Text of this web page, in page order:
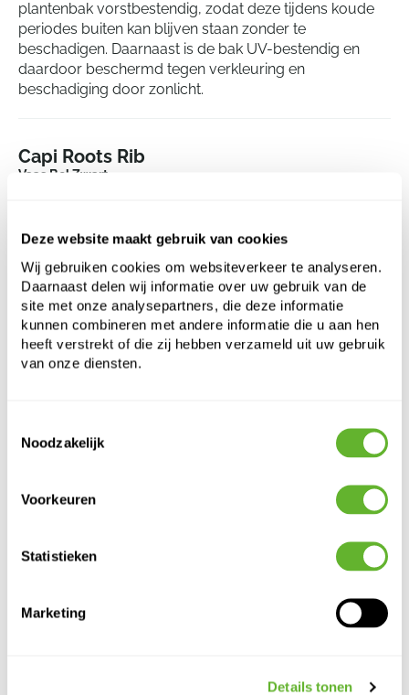
Deze website maakt gebruik van cookies
Wij gebruiken cookies om websiteverkeer te analyseren.
Daarnaast delen wij informatie over uw gebruik van de
site met onze analysepartners, die deze informatie
kunnen combineren met andere informatie die u aan hen
heeft verstrekt of die zij hebben verzameld uit uw gebruik
van onze diensten.
Noodzakelijk
Voorkeuren
Statistieken
Marketing
Details tonen
plantenbak vorstbestendig, zodat deze tijdens koude
periodes buiten kan blijven staan zonder te
beschadigen. Daarnaast is de bak UV-bestendig en
daardoor beschermd tegen verkleuring en
beschadiging door zonlicht.
Capi Roots Rib
Vaas Bol Zwart
Diepte:
31
Opening:
25